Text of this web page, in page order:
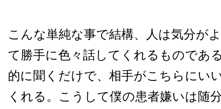
こんな単純な事で結構、人は気分が
て勝手に色々話してくれるものであ
的に聞くだけで、相手がこちらにい
くれる。こうして僕の患者嫌いは随